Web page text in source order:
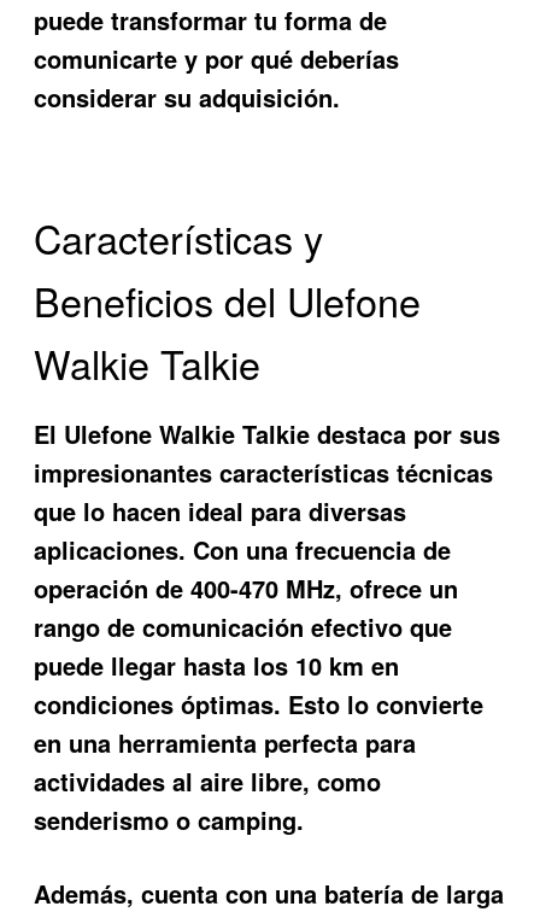
puede transformar tu forma de
comunicarte y por qué deberías
considerar su adquisición.
Características y
Beneficios del Ulefone
Walkie Talkie
El Ulefone Walkie Talkie destaca por sus
impresionantes características técnicas
que lo hacen ideal para diversas
aplicaciones. Con una frecuencia de
operación de 400-470 MHz, ofrece un
rango de comunicación efectivo que
puede llegar hasta los 10 km en
condiciones óptimas. Esto lo convierte
en una herramienta perfecta para
actividades al aire libre, como
senderismo o camping.
Además, cuenta con una batería de larga